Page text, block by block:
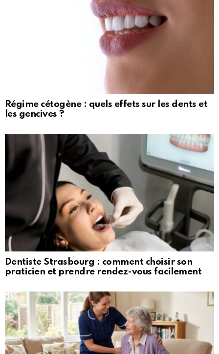
Régime cétogène : quels effets sur les dents et
les gencives ?
Dentiste Strasbourg : comment choisir son
praticien et prendre rendez-vous facilement